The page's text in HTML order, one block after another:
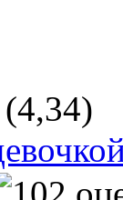
(4,34)